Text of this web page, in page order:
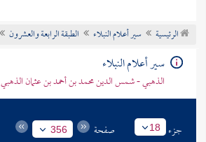
موضوعي
تراجم الأعلام
الرئيسية سير أعلام النبلاء الطبقة الرابعة والعشرون
سير أعلام النبلاء
الذهبي - شمس الدين محمد بن أحمد بن عثمان الذهبي
جزء 18 صفحة 356